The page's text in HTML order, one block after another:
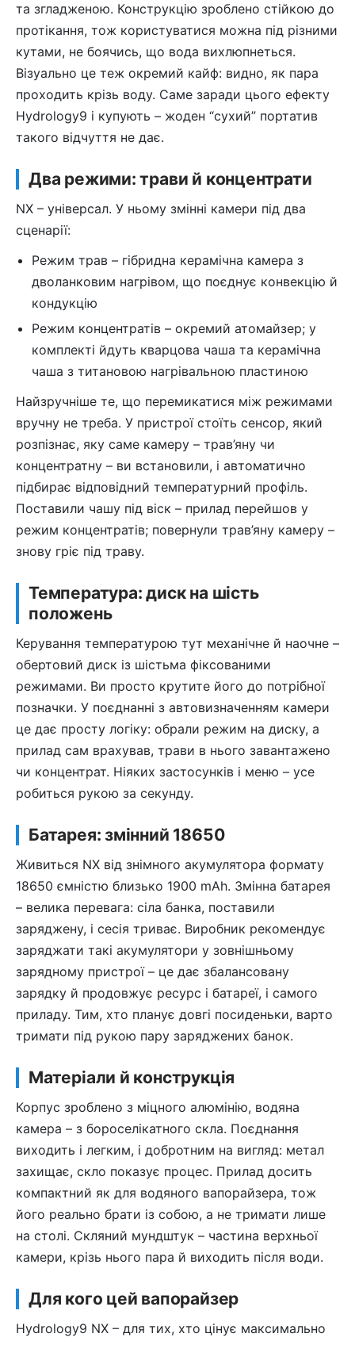
та згладженою. Конструкцію зроблено стійкою до
протікання, тож користуватися можна під різними
кутами, не боячись, що вода вихлюпнеться.
Візуально це теж окремий кайф: видно, як пара
проходить крізь воду. Саме заради цього ефекту
Hydrology9 і купують – жоден “сухий” портатив
такого відчуття не дає.
Два режими: трави й концентрати
NX – універсал. У ньому змінні камери під два
сценарії:
Режим трав – гібридна керамічна камера з
дволанковим нагрівом, що поєднує конвекцію й
кондукцію
Режим концентратів – окремий атомайзер; у
комплекті йдуть кварцова чаша та керамічна
чаша з титановою нагрівальною пластиною
Найзручніше те, що перемикатися між режимами
вручну не треба. У пристрої стоїть сенсор, який
розпізнає, яку саме камеру – трав’яну чи
концентратну – ви встановили, і автоматично
підбирає відповідний температурний профіль.
Поставили чашу під віск – прилад перейшов у
режим концентратів; повернули трав’яну камеру –
знову гріє під траву.
Температура: диск на шість
положень
Керування температурою тут механічне й наочне –
обертовий диск із шістьма фіксованими
режимами. Ви просто крутите його до потрібної
позначки. У поєднанні з автовизначенням камери
це дає просту логіку: обрали режим на диску, а
прилад сам врахував, трави в нього завантажено
чи концентрат. Ніяких застосунків і меню – усе
робиться рукою за секунду.
Батарея: змінний 18650
Живиться NX від знімного акумулятора формату
18650 ємністю близько 1900 mAh. Змінна батарея
– велика перевага: сіла банка, поставили
заряджену, і сесія триває. Виробник рекомендує
заряджати такі акумулятори у зовнішньому
зарядному пристрої – це дає збалансовану
зарядку й продовжує ресурс і батареї, і самого
приладу. Тим, хто планує довгі посиденьки, варто
тримати під рукою пару заряджених банок.
Матеріали й конструкція
Корпус зроблено з міцного алюмінію, водяна
камера – з бороселікатного скла. Поєднання
виходить і легким, і добротним на вигляд: метал
захищає, скло показує процес. Прилад досить
компактний як для водяного вапорайзера, тож
його реально брати із собою, а не тримати лише
на столі. Скляний мундштук – частина верхньої
камери, крізь нього пара й виходить після води.
Для кого цей вапорайзер
Hydrology9 NX – для тих, хто цінує максимально